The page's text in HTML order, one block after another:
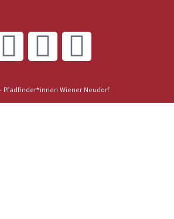
Pfadfinder*innen Wiener Neudorf